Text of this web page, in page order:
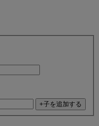
+子を追加する